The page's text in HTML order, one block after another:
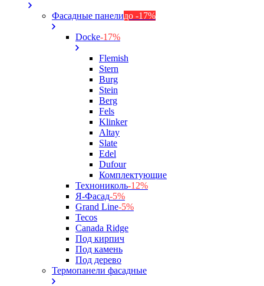
Фасадные панелидо -17%
Docke-17%
Flemish
Stern
Burg
Stein
Berg
Fels
Klinker
Altay
Slate
Edel
Dufour
Комплектующие
Технониколь-12%
Я-Фасад-5%
Grand Line-5%
Tecos
Canada Ridge
Под кирпич
Под камень
Под дерево
Термопанели фасадные